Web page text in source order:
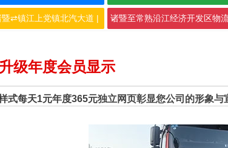
暨⇄镇江上党镇北汽大道 | 诸暨至常熟沿江经济开发区物
级年度会员显示
式每天1元年度365元独立网页彰显您公司的形象